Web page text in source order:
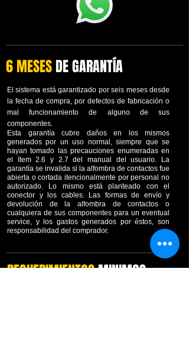
6 MESESDE GARANTÍA
El sistema está garantizado por seis meses desde
la fecha de compra, por defectos de fabricación o
mal funcionamiento de alguno de sus
componentes.
Esta garantía cubre daños en los mismos
generados por un uso normal, siempre que se
hayan tomado las precauciones enumeradas en
el ítem 2.6 y 2.7 del manual del usuario. La
garantía se invalida si la alfombra de contactos fue
abierta o cortada itencionalmente por personal no
autorizado. Lo mismo está planteado con el
conector y los cables. Las formas de envío y
devolución de la alfombra de contactos o
cualquiera de sus componentes para un eventual
service, y los gastos generados por éstos, son
responsabilidad del comprador.
REQUERIMIENTOSMINIMOS